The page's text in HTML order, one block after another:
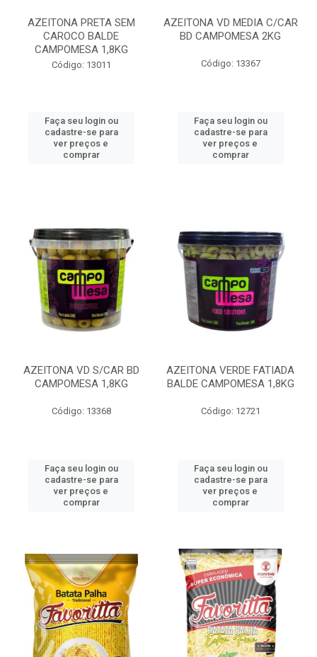
AZEITONA PRETA SEM
CAROCO BALDE
CAMPOMESA 1,8KG
Código: 13011
Faça seu login ou
cadastre-se para
ver preços e
comprar
AZEITONA VD MEDIA C/CAR
BD CAMPOMESA 2KG
Código: 13367
Faça seu login ou
cadastre-se para
ver preços e
comprar
AZEITONA VD S/CAR BD
CAMPOMESA 1,8KG
Código: 13368
Faça seu login ou
cadastre-se para
ver preços e
comprar
AZEITONA VERDE FATIADA
BALDE CAMPOMESA 1,8KG
Código: 12721
Faça seu login ou
cadastre-se para
ver preços e
comprar